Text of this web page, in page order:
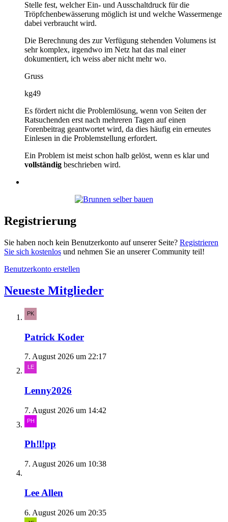
Stelle fest, welcher Ein- und Ausschaltdruck für die
Tröpfchenbewässerung möglich ist und welche Wassermenge
dabei verbraucht wird.
Die Berechnung des zur Verfügung stehenden Volumens ist
sehr komplex, irgendwo im Netz hat das mal einer
dokumentiert, ich weiss aber nicht mehr wo.
Gruss
kg49
Es fördert nicht die Problemlösung, wenn von Seiten der
Ratsuchenden erst nach mehreren Tagen auf einen
Forenbeitrag geantwortet wird, da dies häufig ein erneutes
Einlesen in die Problemstellung erfordert.
Ein Problem ist meist schon halb gelöst, wenn es klar und
vollständig beschrieben wird.
Registrierung
Sie haben noch kein Benutzerkonto auf unserer Seite? Registrieren
Sie sich kostenlos und nehmen Sie an unserer Community teil!
Benutzerkonto erstellen
Neueste Mitglieder
Patrick Koder
7. August 2026 um 22:17
Lenny2026
7. August 2026 um 14:42
Ph!l!pp
7. August 2026 um 10:38
Lee Allen
6. August 2026 um 20:35